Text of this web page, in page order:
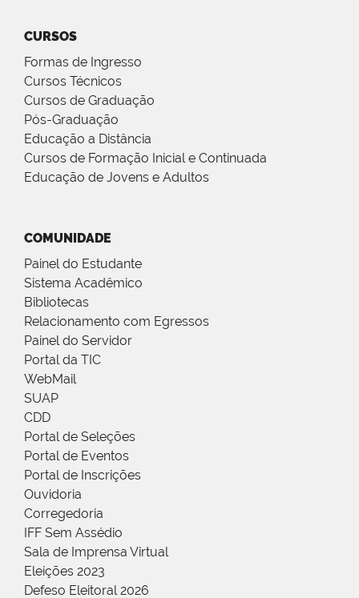
CURSOS
Formas de Ingresso
Cursos Técnicos
Cursos de Graduação
Pós-Graduação
Educação a Distância
Cursos de Formação Inicial e Continuada
Educação de Jovens e Adultos
COMUNIDADE
Painel do Estudante
Sistema Acadêmico
Bibliotecas
Relacionamento com Egressos
Painel do Servidor
Portal da TIC
WebMail
SUAP
CDD
Portal de Seleções
Portal de Eventos
Portal de Inscrições
Ouvidoria
Corregedoria
IFF Sem Assédio
Sala de Imprensa Virtual
Eleições 2023
Defeso Eleitoral 2026